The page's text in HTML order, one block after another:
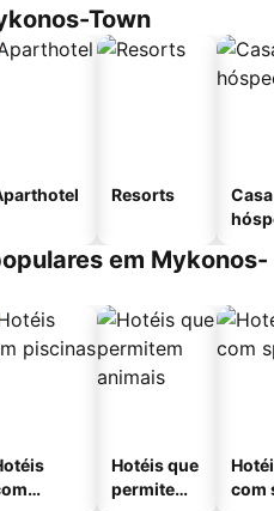
Town
Resorts
em Mykonos-
Hotéis que
permitem
com